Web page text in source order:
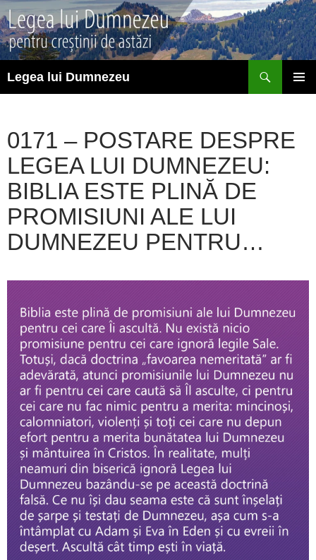
Sari
la
conținut
Legea lui Dumnezeu
0171 – POSTARE DESPRE
LEGEA LUI DUMNEZEU:
BIBLIA ESTE PLINĂ DE
PROMISIUNI ALE LUI
DUMNEZEU PENTRU…